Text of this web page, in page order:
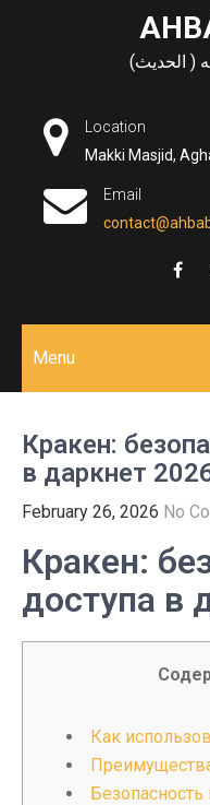
( الحديث)
Location
Makki Masjid,
Email
Menu
Кракен:
в даркнет
February 26, 2026 No
Кракен:
доступа в
Как